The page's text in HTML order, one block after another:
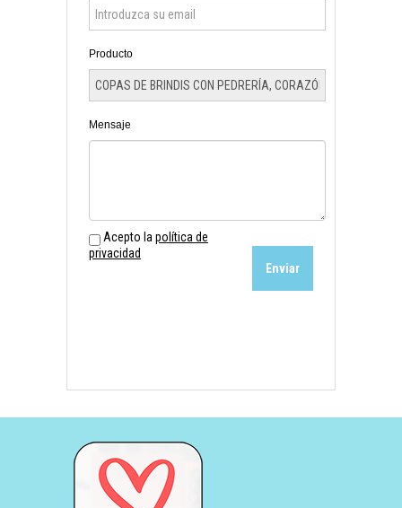
Producto
Mensaje
Acepto lapolítica de
privacidad